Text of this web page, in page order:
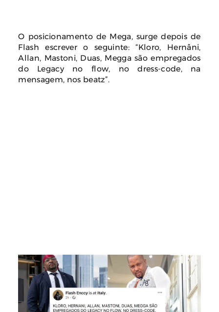
O posicionamento de Mega, surge depois de
Flash escrever o seguinte: “Kloro, Hernâni,
Allan, Mastoni, Duas, Megga são empregados
do Legacy no flow, no dress-code, na
mensagem, nos beatz”.